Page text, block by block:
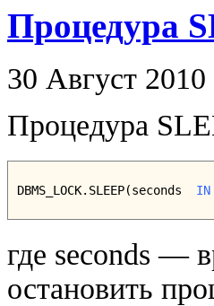
Процедура
30 Август 2010
Процедура
DBMS_LOCK.SLEEP(seconds IN
где seconds —
остановить